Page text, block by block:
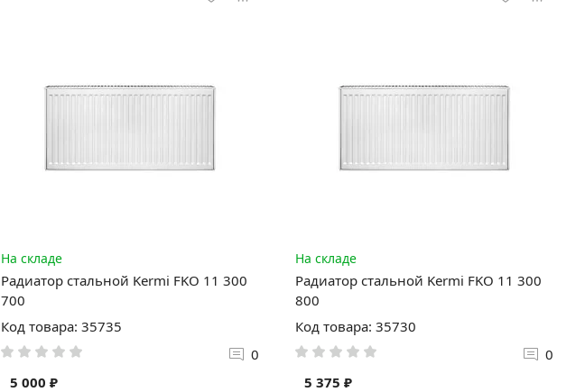
На складе
Радиатор стальной Kermi FKO 11 300
700
Код товара: 35735
0
5 000 ₽
На складе
Радиатор стальной Kermi FKO 11 300
800
Код товара: 35730
0
5 375 ₽